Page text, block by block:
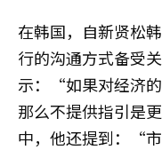
在韩国，自新贤松
行的沟通方式备受
示：“如果对经济的
那么不提供指引是
中，他还提到：“